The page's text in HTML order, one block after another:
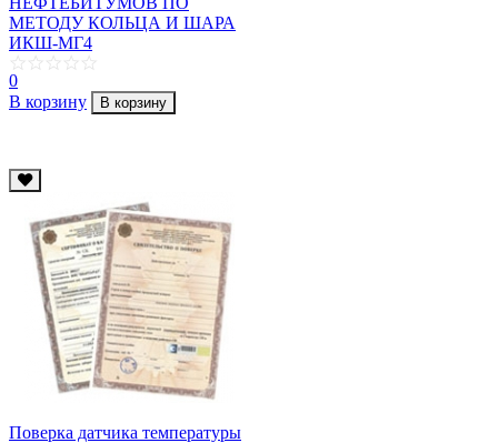
МЕТОДУ КОЛЬЦА И ШАРА
ИКШ-МГ4
0
В корзину
В корзину
Поверка датчика температуры